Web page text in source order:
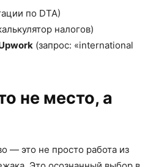
по DTA)
налогов)
(запрос: «international
не место, а
— это не просто работа из